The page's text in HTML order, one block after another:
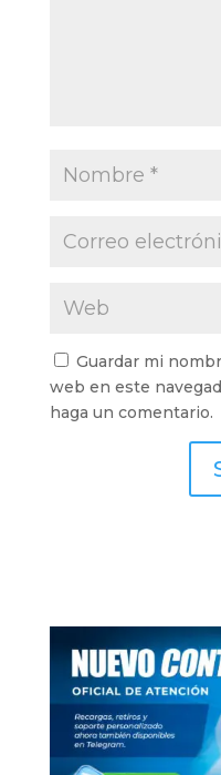
Guardar mi
web en este
haga un comentario.